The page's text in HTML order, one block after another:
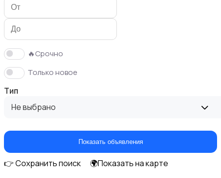
Аксессуары
Чехлы
Зарядные устройства
🔥Срочно
Только новое
Тип
Не выбрано
Показать объявления
👉 Сохранить поиск
🌍Показать на карте